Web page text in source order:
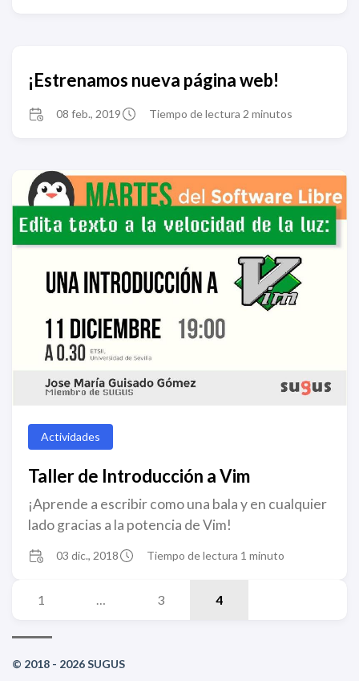
¡Estrenamos nueva página web!
08 feb., 2019 Tiempo de lectura 2 minutos
Actividades
Taller de Introducción a Vim
¡Aprende a escribir como una bala y en cualquier
lado gracias a la potencia de Vim!
03 dic., 2018 Tiempo de lectura 1 minuto
1 … 3 4
© 2018 - 2026 SUGUS